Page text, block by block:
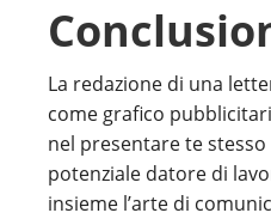
La redazione di una
come grafico
nel presentare te
potenziale datore di
insieme l’arte di